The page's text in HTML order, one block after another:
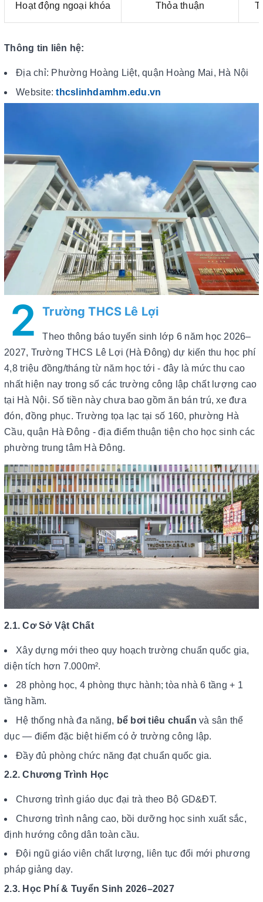
Hoạt động ngoại khóa Thỏa thuận
Thông tin liên hệ:
Địa chỉ: Phường Hoàng Liệt, quận Hoàng Mai, Hà Nội
Website:thcslinhdamhm.edu.vn
2 Trường THCS Lê Lợi
Theo thông báo tuyển sinh lớp 6 năm học 2026–
2027, Trường THCS Lê Lợi (Hà Đông) dự kiến thu học phí
4,8 triệu đồng/tháng từ năm học tới - đây là mức thu cao
nhất hiện nay trong số các trường công lập chất lượng cao
tại Hà Nội. Số tiền này chưa bao gồm ăn bán trú, xe đưa
đón, đồng phục. Trường tọa lạc tại số 160, phường Hà
Cầu, quận Hà Đông - địa điểm thuận tiện cho học sinh các
phường trung tâm Hà Đông.
2.1. Cơ Sở Vật Chất
Xây dựng mới theo quy hoạch trường chuẩn quốc gia,
diện tích hơn 7.000m².
28 phòng học, 4 phòng thực hành; tòa nhà 6 tầng + 1
tầng hầm.
Hệ thống nhà đa năng, bể bơi tiêu chuẩn và sân thể
dục — điểm đặc biệt hiếm có ở trường công lập.
Đầy đủ phòng chức năng đạt chuẩn quốc gia.
2.2. Chương Trình Học
Chương trình giáo dục đại trà theo Bộ GD&ĐT.
Chương trình nâng cao, bồi dưỡng học sinh xuất sắc,
định hướng công dân toàn cầu.
Đội ngũ giáo viên chất lượng, liên tục đổi mới phương
pháp giảng dạy.
2.3. Học Phí & Tuyển Sinh 2026–2027